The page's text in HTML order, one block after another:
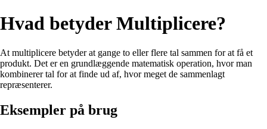
Hvad betyder Multiplicere?
At multiplicere betyder at gange to eller flere tal sammen for at få et
produkt. Det er en grundlæggende matematisk operation, hvor man
kombinerer tal for at finde ud af, hvor meget de sammenlagt
repræsenterer.
Eksempler på brug